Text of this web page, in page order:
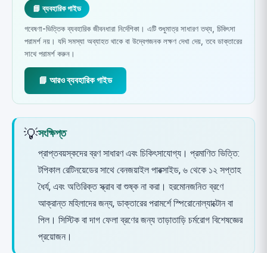
📘 ব্যবহারিক গাইড
গবেষণা-ভিত্তিক ব্যবহারিক জীবনধারা নির্দেশিকা। এটি শুধুমাত্র সাধারণ তথ্য, চিকিৎসা
পরামর্শ নয়। যদি সমস্যা অব্যাহত থাকে বা উদ্বেগজনক লক্ষণ দেখা দেয়, তবে ডাক্তারের
সাথে পরামর্শ করুন।
📘 আরও ব্যবহারিক গাইড
💡সংক্ষিপ্ত
প্রাপ্তবয়স্কদের ব্রণ সাধারণ এবং চিকিৎসাযোগ্য। প্রমাণিত ভিত্তি:
টপিকাল রেটিনয়েডের সাথে বেনজয়াইল পারক্সাইড, ৬ থেকে ১২ সপ্তাহ
ধৈর্য, এবং অতিরিক্ত স্ক্রাব বা শুষ্ক না করা। হরমোনজনিত ব্রণে
আক্রান্ত মহিলাদের জন্য, ডাক্তারের পরামর্শে স্পিরোনোল্যাক্টোন বা
পিল। সিস্টিক বা দাগ ফেলা ব্রণের জন্য তাড়াতাড়ি চর্মরোগ বিশেষজ্ঞের
প্রয়োজন।